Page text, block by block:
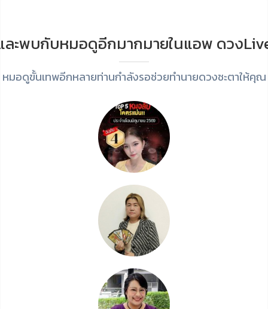
ละพบกับหมอดูอีกมากมายในแอพ ดวง
หมอดูขั้นเทพอีกหลายท่านกำลังรอช่วยทำนายดวงชะตาให้คุณ